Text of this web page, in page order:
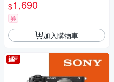
$1,690
券
加入購物車